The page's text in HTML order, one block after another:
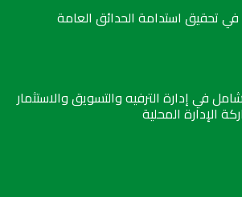
تحقيق استدامة الحدائق العامة
في إدارة الترفيه والتسويق والاستثمار
الإدارة المحلية